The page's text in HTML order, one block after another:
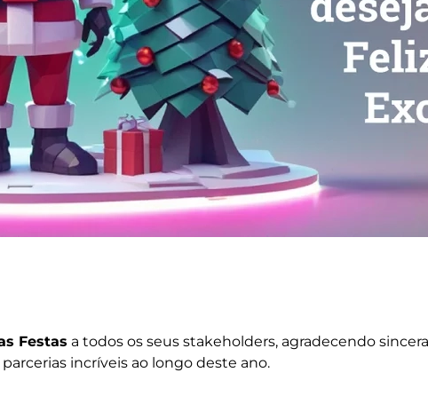
Festas a todos os seus stakeholders, agradecendo
incríveis ao longo deste ano.